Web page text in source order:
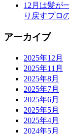
12月は髪が
り戻すプロ
アーカイブ
2025年12月
2025年11月
2025年8月
2025年7月
2025年6月
2025年5月
2025年4月
2024年5月